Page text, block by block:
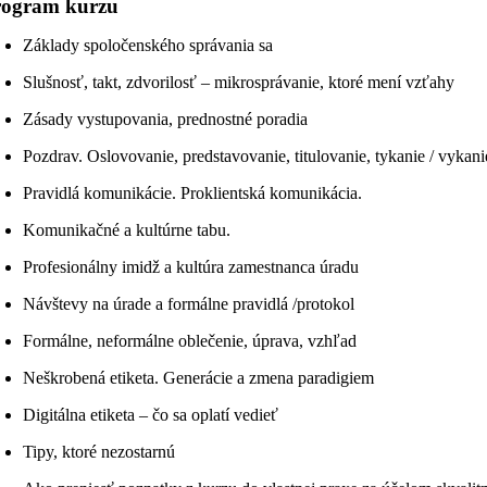
kurzu
Základy spoločenského správania sa
Slušnosť, takt, zdvorilosť – mikrosprávanie, ktoré mení vzťahy
Zásady vystupovania, prednostné poradia
Pozdrav. Oslovovanie, predstavovanie, titulovanie, tykanie /
Pravidlá komunikácie. Proklientská komunikácia.
Komunikačné a kultúrne tabu.
Profesionálny imidž a kultúra zamestnanca úradu
Návštevy na úrade a formálne pravidlá /protokol
Formálne, neformálne oblečenie, úprava, vzhľad
Neškrobená etiketa. Generácie a zmena paradigiem
Digitálna etiketa – čo sa oplatí vedieť
Tipy, ktoré nezostarnú